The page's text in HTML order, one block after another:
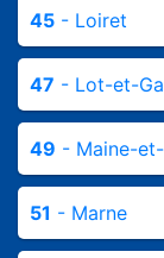
45 - Loiret
47 - Lot-et-
49 - Maine-
51 - Marne